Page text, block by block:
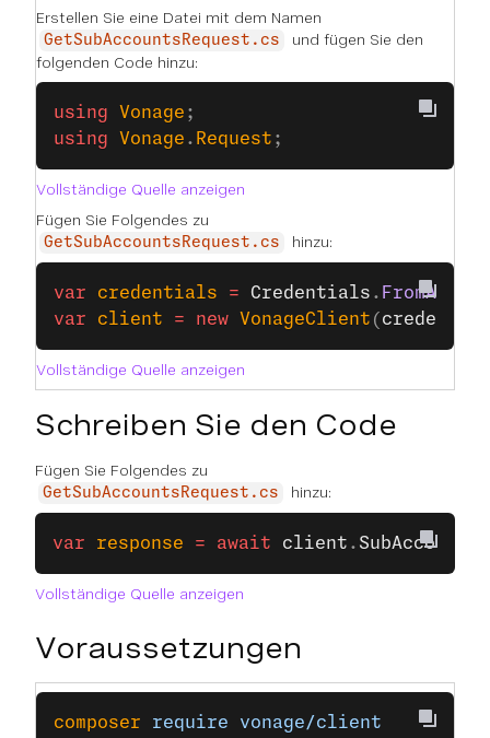
Erstellen Sie eine Datei mit dem Namen
GetSubAccountsRequest.cs
und fügen Sie den
folgenden Code hinzu:
using Vonage ;
using Vonage . Request ;
Vollständige Quelle anzeigen
Fügen Sie Folgendes zu
GetSubAccountsRequest.cs hinzu:
var credentials = Credentials .
var client = new VonageClient (
Vollständige Quelle anzeigen
Schreiben Sie den Code
Fügen Sie Folgendes zu
GetSubAccountsRequest.cs hinzu:
var response = await client .
Vollständige Quelle anzeigen
Voraussetzungen
composer require vonage/client